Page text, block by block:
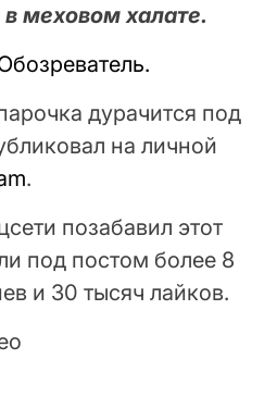
меховом халате.
дурачится под
на личной
.
позабавил этот
под постом более 8
и 30 тысяч лайков.